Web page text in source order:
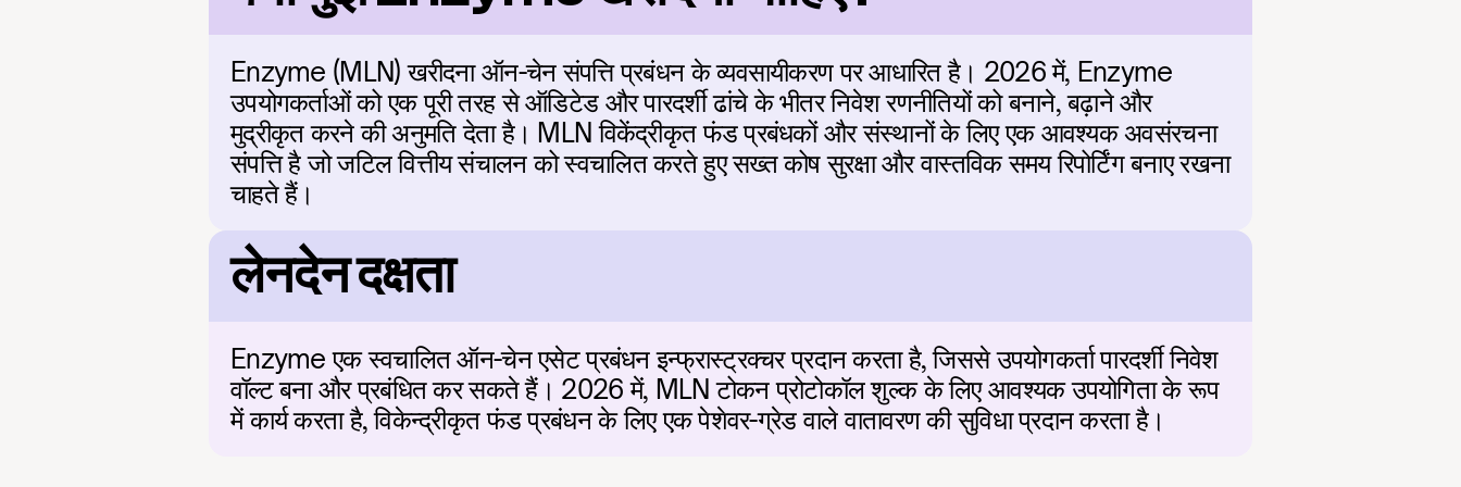
Enzyme (MLN) खरीदना ऑन-चेन संपत्ति प्रबंधन के व्यवसायीकरण पर आधारित है। 2026 में, Enzyme
उपयोगकर्ताओं को एक पूरी तरह से ऑडिटेड और पारदर्शी ढांचे के भीतर निवेश रणनीतियों को बनाने, बढ़ाने और
मुद्रीकृत करने की अनुमति देता है। MLN विकेंद्रीकृत फंड प्रबंधकों और संस्थानों के लिए एक आवश्यक अवसंरचना
संपत्ति है जो जटिल वित्तीय संचालन को स्वचालित करते हुए सख्त कोष सुरक्षा और वास्तविक समय रिपोर्टिंग बनाए रखना
चाहते हैं।
लेनदेन दक्षता
Enzyme एक स्वचालित ऑन-चेन एसेट प्रबंधन इन्फ्रास्ट्रक्चर प्रदान करता है, जिससे उपयोगकर्ता पारदर्शी निवेश
वॉल्ट बना और प्रबंधित कर सकते हैं। 2026 में, MLN टोकन प्रोटोकॉल शुल्क के लिए आवश्यक उपयोगिता के रूप
में कार्य करता है, विकेन्द्रीकृत फंड प्रबंधन के लिए एक पेशेवर-ग्रेड वाले वातावरण की सुविधा प्रदान करता है।